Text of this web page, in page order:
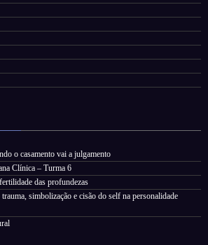
o casamento vai a julgamento
Clínica – Turma 6
das profundezas
simbolização e cisão do self na personalidade